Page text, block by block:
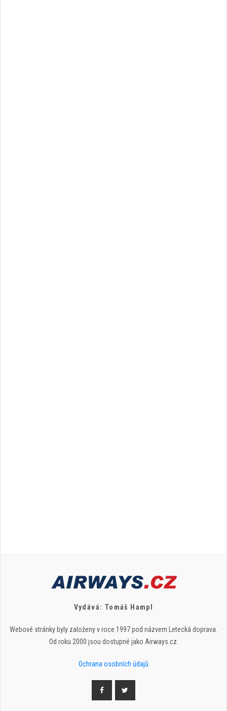
Vydává: Tomáš Hampl
Webové stránky byly založeny v roce 1997 pod názvem Letecká doprava.
Od roku 2000 jsou dostupné jako Airways.cz.
Ochrana osobních údajů